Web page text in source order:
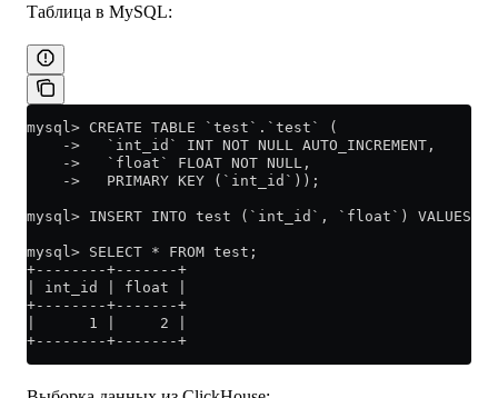
Таблица в MySQL:
mysql> CREATE TABLE `test`.`test` (
    ->   `int_id` INT NOT NULL AUTO_INCREMENT,
    ->   `float` FLOAT NOT NULL,
    ->   PRIMARY KEY (`int_id`));
mysql> INSERT INTO test (`int_id`, `float`) VALUES
mysql> SELECT * FROM test;
+--------+-------+
| int_id | float |
+--------+-------+
|      1 |     2 |
+--------+-------+